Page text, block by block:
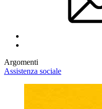
Argomenti
Assistenza sociale